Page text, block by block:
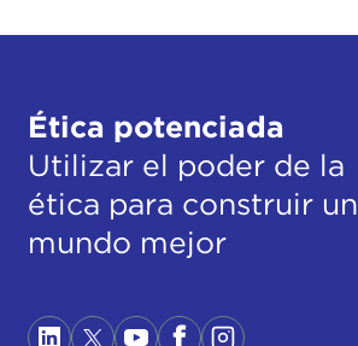
Ética potenciada
Utilizar el poder de la
ética para construir un
mundo mejor